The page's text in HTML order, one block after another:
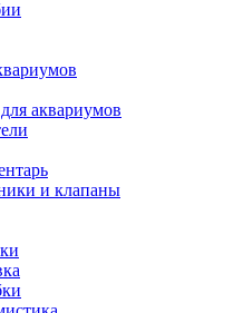
аквариумов
и клапаны